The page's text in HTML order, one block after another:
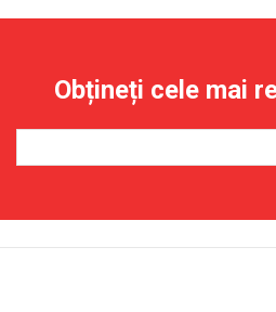
Pisici
cu
3
Obțineți cele mai